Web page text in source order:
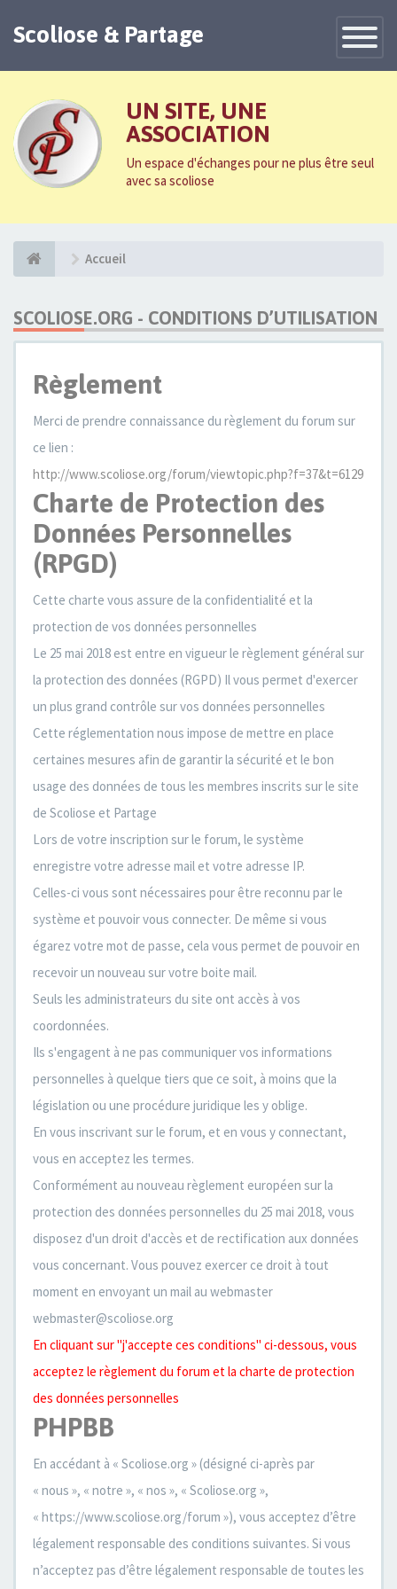
Toggle
Scoliose & Partage
UN SITE, UNE
ASSOCIATION
Un espace d'échanges pour ne plus être seul
avec sa scoliose
Accueil
SCOLIOSE.ORG - CONDITIONS D’UTILISATION
Règlement
Merci de prendre connaissance du règlement du forum sur
ce lien :
http://www.scoliose.org/forum/viewtopic.php?f=37&t=6129
Charte de Protection des
Données Personnelles
(RPGD)
Cette charte vous assure de la confidentialité et la
protection de vos données personnelles
Le 25 mai 2018 est entre en vigueur le règlement général sur
la protection des données (RGPD) Il vous permet d'exercer
un plus grand contrôle sur vos données personnelles
Cette réglementation nous impose de mettre en place
certaines mesures afin de garantir la sécurité et le bon
usage des données de tous les membres inscrits sur le site
de Scoliose et Partage
Lors de votre inscription sur le forum, le système
enregistre votre adresse mail et votre adresse IP.
Celles-ci vous sont nécessaires pour être reconnu par le
système et pouvoir vous connecter. De même si vous
égarez votre mot de passe, cela vous permet de pouvoir en
recevoir un nouveau sur votre boite mail.
Seuls les administrateurs du site ont accès à vos
coordonnées.
Ils s'engagent à ne pas communiquer vos informations
personnelles à quelque tiers que ce soit, à moins que la
législation ou une procédure juridique les y oblige.
En vous inscrivant sur le forum, et en vous y connectant,
vous en acceptez les termes.
Conformément au nouveau règlement européen sur la
protection des données personnelles du 25 mai 2018, vous
disposez d'un droit d'accès et de rectification aux données
vous concernant. Vous pouvez exercer ce droit à tout
moment en envoyant un mail au webmaster
webmaster@scoliose.org
En cliquant sur "j'accepte ces conditions" ci-dessous, vous
acceptez le règlement du forum et la charte de protection
des données personnelles
PHPBB
En accédant à « Scoliose.org » (désigné ci-après par
« nous », « notre », « nos », « Scoliose.org »,
« https://www.scoliose.org/forum »), vous acceptez d’être
légalement responsable des conditions suivantes. Si vous
n’acceptez pas d’être légalement responsable de toutes les